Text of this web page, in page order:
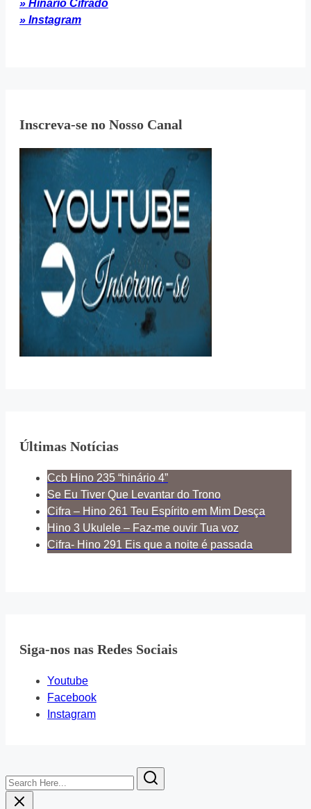
» Hinário Cifrado
» Instagram
Inscreva-se no Nosso Canal
Últimas Notícias
Ccb Hino 235 “hinário 4”
Se Eu Tiver Que Levantar do Trono
Cifra – Hino 261 Teu Espírito em Mim Desça
Hino 3 Ukulele – Faz-me ouvir Tua voz
Cifra- Hino 291 Eis que a noite é passada
Siga-nos nas Redes Sociais
Youtube
Facebook
Instagram
Search
Here...